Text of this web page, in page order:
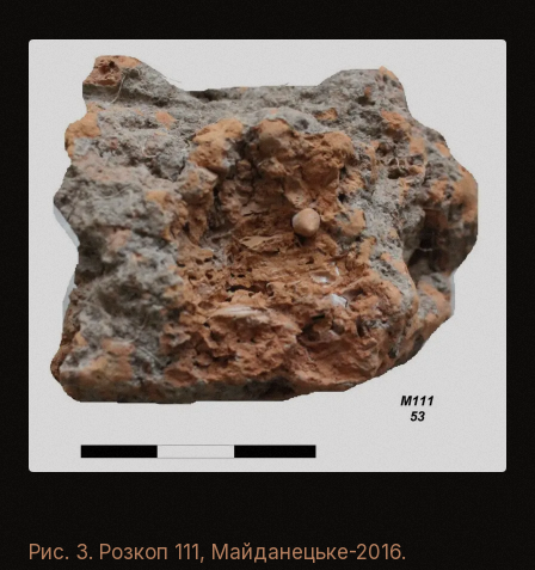
Рис. 3. Розкоп 111, Майданецьке-2016.